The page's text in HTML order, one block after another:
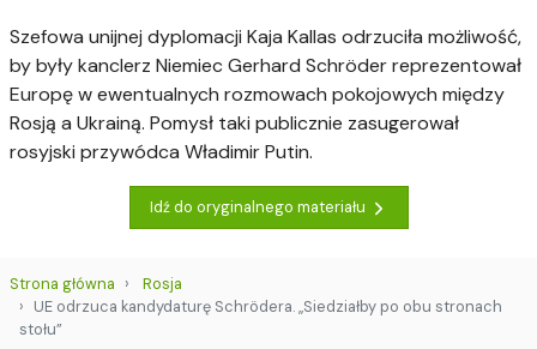
Szefowa unijnej dyplomacji Kaja Kallas odrzuciła możliwość,
by były kanclerz Niemiec Gerhard Schröder reprezentował
Europę w ewentualnych rozmowach pokojowych między
Rosją a Ukrainą. Pomysł taki publicznie zasugerował
rosyjski przywódca Władimir Putin.
Idź do oryginalnego materiału
Strona główna
Rosja
UE odrzuca kandydaturę Schrödera. „Siedziałby po obu stronach
stołu”